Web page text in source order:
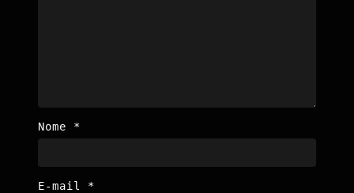
Nome *
E-mail *